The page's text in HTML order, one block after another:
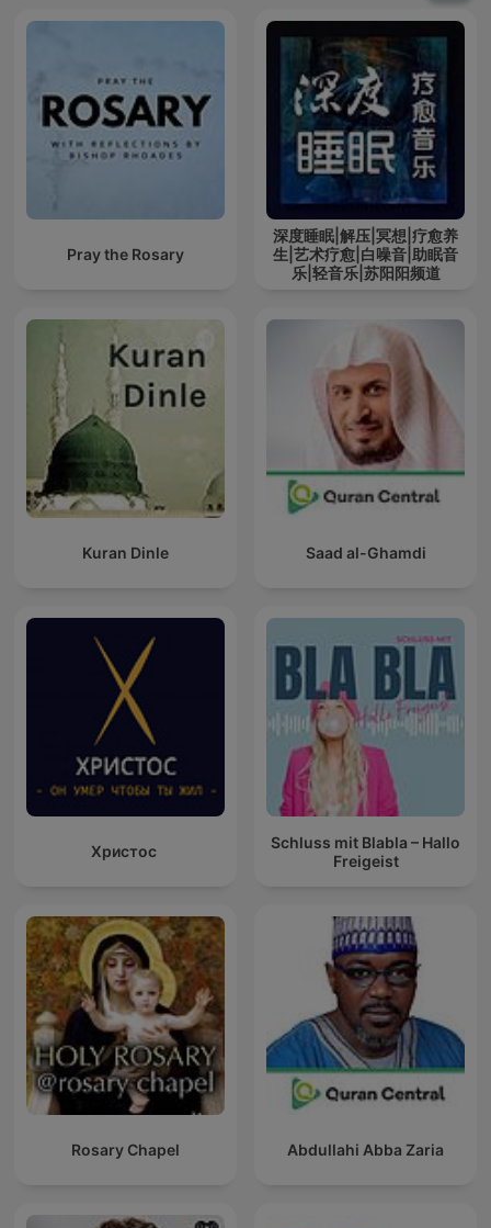
深度睡眠|解压|冥想|疗愈养
生|艺术疗愈|白噪音|助眠音
乐|轻音乐|苏阳阳频道
Pray the Rosary
Saad al-Ghamdi
Kuran Dinle
Schluss mit Blabla – Hallo
Freigeist
Abdullahi Abba Zaria
Rosary Chapel